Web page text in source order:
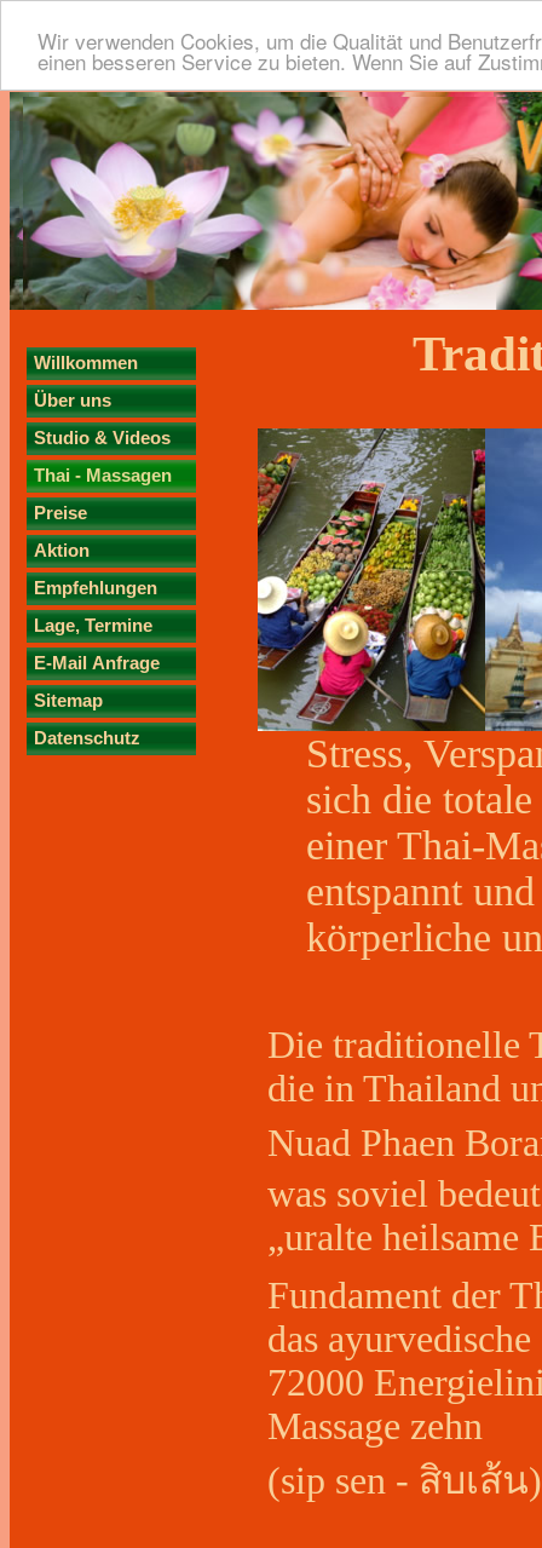
Wir verwenden Cookies, um die Qualität und
einen besseren Service zu bieten. Wenn Sie auf
Willkommen
Über uns
Studio & Videos
Thai - Massagen
Preise
Aktion
Empfehlungen
Lage, Termine
E-Mail Anfrage
Sitemap
Datenschutz
Stress,
sich die
einer Thai-
entspannt
körperliche
Die traditionelle
die in Thailand
Nuad Phaen
was soviel
„uralte heilsame
Fundament der
das
72000
Massage zehn
(sip sen - สิบเส้น